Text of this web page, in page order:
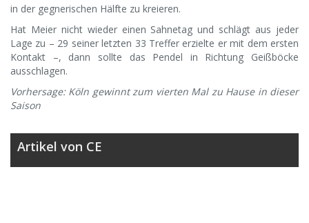
in der gegnerischen Hälfte zu kreieren.
Hat Meier nicht wieder einen Sahnetag und schlägt aus jeder
Lage zu – 29 seiner letzten 33 Treffer erzielte er mit dem ersten
Kontakt –, dann sollte das Pendel in Richtung Geißböcke
ausschlagen.
Vorhersage: Köln gewinnt zum vierten Mal zu Hause in dieser
Saison
Artikel von CE